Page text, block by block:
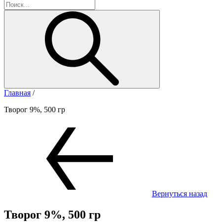
Главная /
Творог 9%, 500 гр
Вернуться назад
Творог 9%, 500 гр